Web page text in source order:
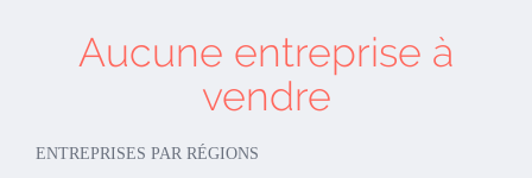
Aucune entreprise à
vendre
ENTREPRISES PAR RÉGIONS